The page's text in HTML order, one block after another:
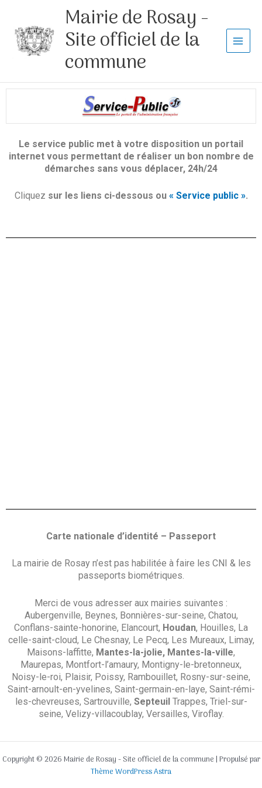
contenu
Mairie de Rosay -
Site officiel de la
commune
Le service public met à votre disposition un portail
internet vous permettant de réaliser un bon nombre de
démarches sans vous déplacer, 24h/24
Cliquez sur les liens ci-dessous ou « Service public ».
Carte nationale d’identité – Passeport
La mairie de Rosay n’est pas habilitée à faire les CNI & les
passeports biométriques.
Merci de vous adresser aux mairies suivantes :
Aubergenville, Beynes, Bonnières-sur-seine, Chatou,
Conflans-sainte-honorine, Elancourt, Houdan, Houilles, La
celle-saint-cloud, Le Chesnay, Le Pecq, Les Mureaux, Limay,
Maisons-laffitte, Mantes-la-jolie, Mantes-la-ville,
Maurepas, Montfort-l’amaury, Montigny-le-bretonneux,
Noisy-le-roi, Plaisir, Poissy, Rambouillet, Rosny-sur-seine,
Saint-arnoult-en-yvelines, Saint-germain-en-laye, Saint-rémi-
les-chevreuses, Sartrouville, SepteuilTrappes, Triel-sur-
seine, Velizy-villacoublay, Versailles, Viroflay.
Copyright © 2026 Mairie de Rosay - Site officiel de la commune | Propulsé par
Thème WordPress Astra